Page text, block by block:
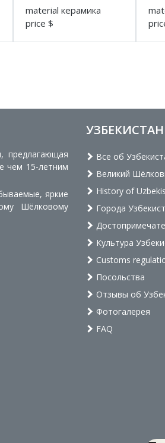
material керамика
price $
предлагающая
чем 15-летним
яркие
Шёлковому
УЗБЕКИСТАН
Все об
Великий
History of
Города
Культура
Customs
Посольства
Отзывы об
Фотогалерея
FAQ